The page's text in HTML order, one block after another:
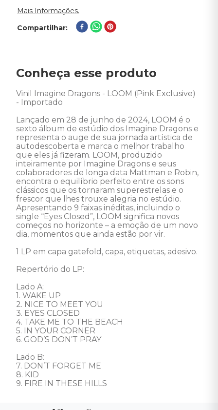
Mais Informações.
Compartilhar
Conheça esse produto
Vinil Imagine Dragons - LOOM (Pink Exclusive)
- Importado
Lançado em 28 de junho de 2024, LOOM é o
sexto álbum de estúdio dos Imagine Dragons e
representa o auge de sua jornada artística de
autodescoberta e marca o melhor trabalho
que eles já fizeram. LOOM, produzido
inteiramente por Imagine Dragons e seus
colaboradores de longa data Mattman e Robin,
encontra o equilíbrio perfeito entre os sons
clássicos que os tornaram superestrelas e o
frescor que lhes trouxe alegria no estúdio.
Apresentando 9 faixas inéditas, incluindo o
single “Eyes Closed”, LOOM significa novos
começos no horizonte – a emoção de um novo
dia, momentos que ainda estão por vir.
1 LP em capa gatefold, capa, etiquetas, adesivo.
Repertório do LP:
Lado A:
1. WAKE UP
2. NICE TO MEET YOU
3. EYES CLOSED
4. TAKE ME TO THE BEACH
5. IN YOUR CORNER
6. GOD’S DON’T PRAY
Lado B:
7. DON’T FORGET ME
8. KID
9. FIRE IN THESE HILLS